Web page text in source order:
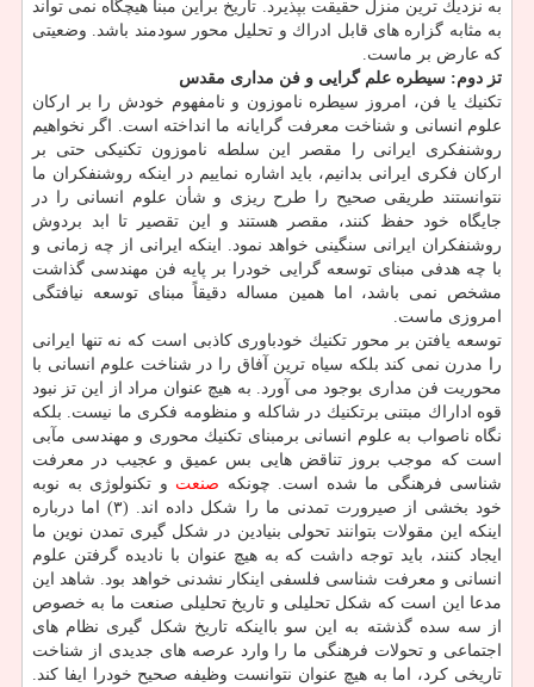
به نزدیك ترین منزل حقیقت بپذیرد. تاریخ براین مبنا هیچگاه نمی تواند
به مثابه گزاره های قابل ادراك و تحلیل محور سودمند باشد. وضعیتی
كه عارض بر ماست.
تز دوم: سیطره علم گرایی و فن مداری مقدس
تكنیك یا فن، امروز سیطره ناموزون و نامفهوم خودش را بر اركان
علوم انسانی و شناخت معرفت گرایانه ما انداخته است. اگر نخواهیم
روشنفكری ایرانی را مقصر این سلطه ناموزون تكنیكی حتی بر
اركان فكری ایرانی بدانیم، باید اشاره نماییم در اینكه روشنفكران ما
نتوانستند طریقی صحیح را طرح ریزی و شأن علوم انسانی را در
جایگاه خود حفظ كنند، مقصر هستند و این تقصیر تا ابد بردوش
روشنفكران ایرانی سنگینی خواهد نمود. اینكه ایرانی از چه زمانی و
با چه هدفی مبنای توسعه گرایی خودرا بر پایه فن مهندسی گذاشت
مشخص نمی باشد، اما همین مساله دقیقاً مبنای توسعه نیافتگی
امروزی ماست.
توسعه یافتن بر محور تكنیك خودباوری كاذبی است كه نه تنها ایرانی
را مدرن نمی كند بلكه سیاه ترین آفاق را در شناخت علوم انسانی با
محوریت فن مداری بوجود می آورد. به هیچ عنوان مراد از این تز نبود
قوه اداراك مبتنی برتكنیك در شاكله و منظومه فكری ما نیست. بلكه
نگاه ناصواب به علوم انسانی برمبنای تكنیك محوری و مهندسی مآبی
است كه موجب بروز تناقض هایی بس عمیق و عجیب در معرفت
شناسی فرهنگی ما شده است. چونكه صنعت و تكنولوژی به نوبه
خود بخشی از صیرورت تمدنی ما را شكل داده اند. (۳) اما درباره
اینكه این مقولات بتوانند تحولی بنیادین در شكل گیری تمدن نوین ما
ایجاد كنند، باید توجه داشت كه به هیچ عنوان با نادیده گرفتن علوم
انسانی و معرفت شناسی فلسفی اینكار نشدنی خواهد بود. شاهد این
مدعا این است كه شكل تحلیلی و تاریخ تحلیلی صنعت ما به خصوص
از سه سده گذشته به این سو بااینكه تاریخ شكل گیری نظام های
اجتماعی و تحولات فرهنگی ما را وارد عرصه های جدیدی از شناخت
تاریخی كرد، اما به هیچ عنوان نتوانست وظیفه صحیح خودرا ایفا كند.